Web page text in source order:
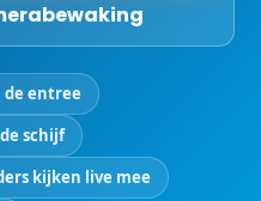
de entree
schijf
kijken live mee